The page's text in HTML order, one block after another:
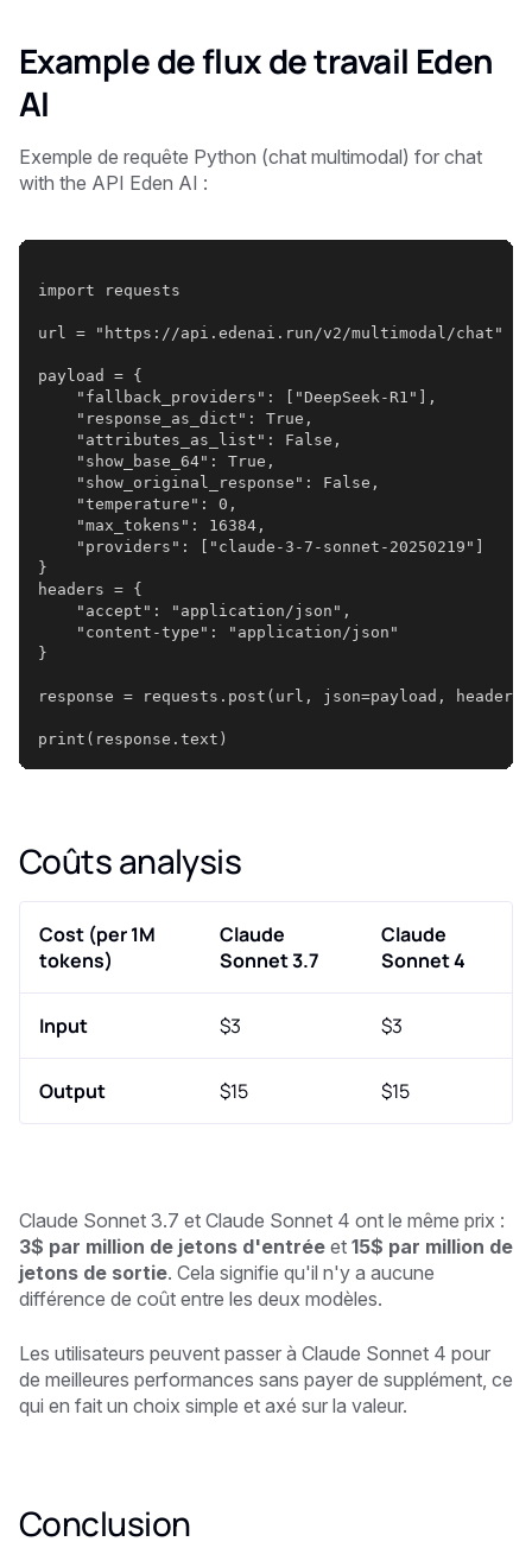
Example de flux de travail Eden
AI
Exemple de requête Python (chat multimodal) for chat
with the API Eden AI :
import requests
url = "https://api.edenai.run/v2/multimodal/chat"
payload = {
    "fallback_providers": ["DeepSeek-R1"],
    "response_as_dict": True,
    "attributes_as_list": False,
    "show_base_64": True,
    "show_original_response": False,
    "temperature": 0,
    "max_tokens": 16384,
    "providers": ["claude-3-7-sonnet-20250219"]
}
headers = {
    "accept": "application/json",
    "content-type": "application/json"
}
response = requests.post(url, json=payload,
print(response.text)
Coûts analysis
Cost (per 1M
tokens)
Claude
Sonnet 3.7
Claude
Sonnet 4
Input $3 $3
Output $15 $15
Claude Sonnet 3.7 et Claude Sonnet 4 ont le même prix :
3$ par million de jetons d'entrée et 15$ par million de
jetons de sortie. Cela signifie qu'il n'y a aucune
différence de coût entre les deux modèles.
Les utilisateurs peuvent passer à Claude Sonnet 4 pour
de meilleures performances sans payer de supplément, ce
qui en fait un choix simple et axé sur la valeur.
Conclusion